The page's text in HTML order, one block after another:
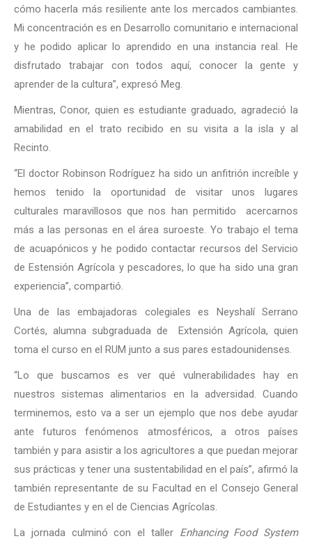
cómo hacerla más resiliente ante los mercados cambiantes.
Mi concentración es en Desarrollo comunitario e internacional
y he podido aplicar lo aprendido en una instancia real. He
disfrutado trabajar con todos aquí, conocer la gente y
aprender de la cultura”, expresó Meg.
Mientras, Conor, quien es estudiante graduado, agradeció la
amabilidad en el trato recibido en su visita a la isla y al
Recinto.
“El doctor Robinson Rodríguez ha sido un anfitrión increíble y
hemos tenido la oportunidad de visitar unos lugares
culturales maravillosos que nos han permitido acercarnos
más a las personas en el área suroeste. Yo trabajo el tema
de acuapónicos y he podido contactar recursos del Servicio
de Estensión Agrícola y pescadores, lo que ha sido una gran
experiencia”, compartió.
Una de las embajadoras colegiales es Neyshalí Serrano
Cortés, alumna subgraduada de Extensión Agrícola, quien
toma el curso en el RUM junto a sus pares estadounidenses.
“Lo que buscamos es ver qué vulnerabilidades hay en
nuestros sistemas alimentarios en la adversidad. Cuando
terminemos, esto va a ser un ejemplo que nos debe ayudar
ante futuros fenómenos atmosféricos, a otros países
también y para asistir a los agricultores a que puedan mejorar
sus prácticas y tener una sustentabilidad en el país”, afirmó la
también representante de su Facultad en el Consejo General
de Estudiantes y en el de Ciencias Agrícolas.
La jornada culminó con el taller Enhancing Food System